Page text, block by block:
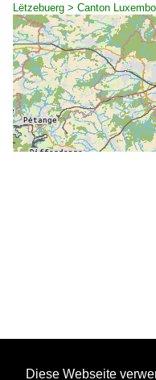
Lëtzebuerg > Canton
Diese Webseite